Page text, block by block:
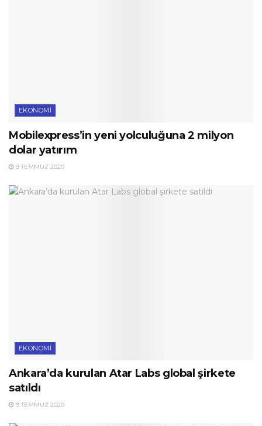
EKONOMI
Mobilexpress’in yeni yolculuğuna 2 milyon
dolar yatırım
9 TEMMUZ 2020
EKONOMI
Ankara’da kurulan Atar Labs global şirkete
satıldı
9 TEMMUZ 2020